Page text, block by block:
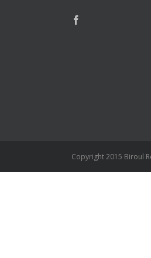
Copyright 2015 Biroul